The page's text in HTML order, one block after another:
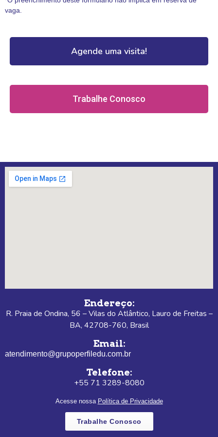
vaga.
Agende uma visita!
Trabalhe Conosco
Endereço:
R. Praia de Ondina, 56 – Vilas do Atlântico, Lauro de Freitas –
BA, 42708-760, Brasil
Email:
atendimento@grupoperfiledu.com.br
Telefone:
+55 71 3289-8080
Acesse nossa Política de Privacidade
Trabalhe Conosco